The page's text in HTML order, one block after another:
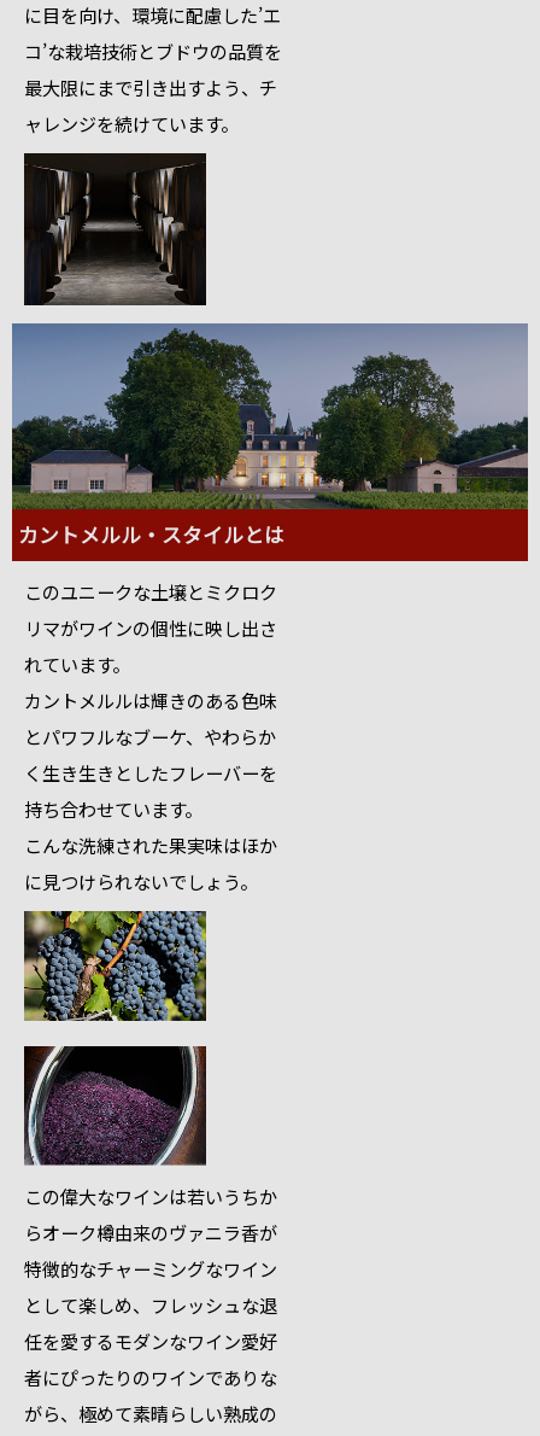
に目を向け、環境に配慮した’エ
コ’な栽培技術とブドウの品質を
最大限にまで引き出すよう、チ
ャレンジを続けています。
カントメルル・スタイルとは
このユニークな土壌とミクロク
リマがワインの個性に映し出さ
れています。
カントメルルは輝きのある色味
とパワフルなブーケ、やわらか
く生き生きとしたフレーバーを
持ち合わせています。
こんな洗練された果実味はほか
に見つけられないでしょう。
この偉大なワインは若いうちか
らオーク樽由来のヴァニラ香が
特徴的なチャーミングなワイン
として楽しめ、フレッシュな退
任を愛するモダンなワイン愛好
者にぴったりのワインでありな
がら、極めて素晴らしい熟成の